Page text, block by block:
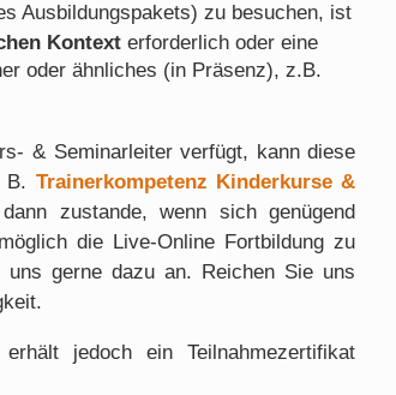
Ausbildungspakets) zu besuchen, ist
Kontext erforderlich oder eine
oder ähnliches (in Präsenz), z.B.
& Seminarleiter verfügt, kann diese
B. Trainerkompetenz Kinderkurse &
zustande, wenn sich genügend
die Live-Online Fortbildung zu
gerne dazu an. Reichen Sie uns
jedoch ein Teilnahmezertifikat